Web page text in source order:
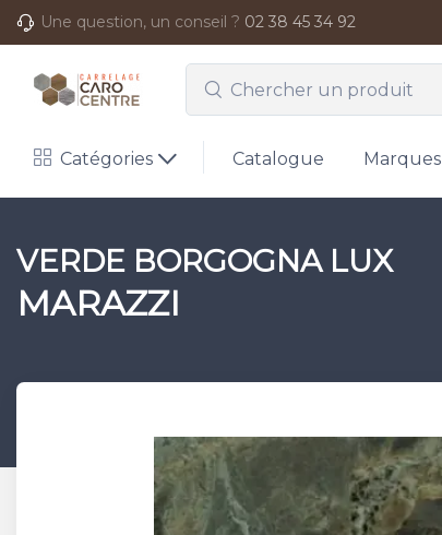
Une question, un conseil ? 02 38 45 34 92
Catégories Catalogue Marques
VERDE BORGOGNA LUX
MARAZZI